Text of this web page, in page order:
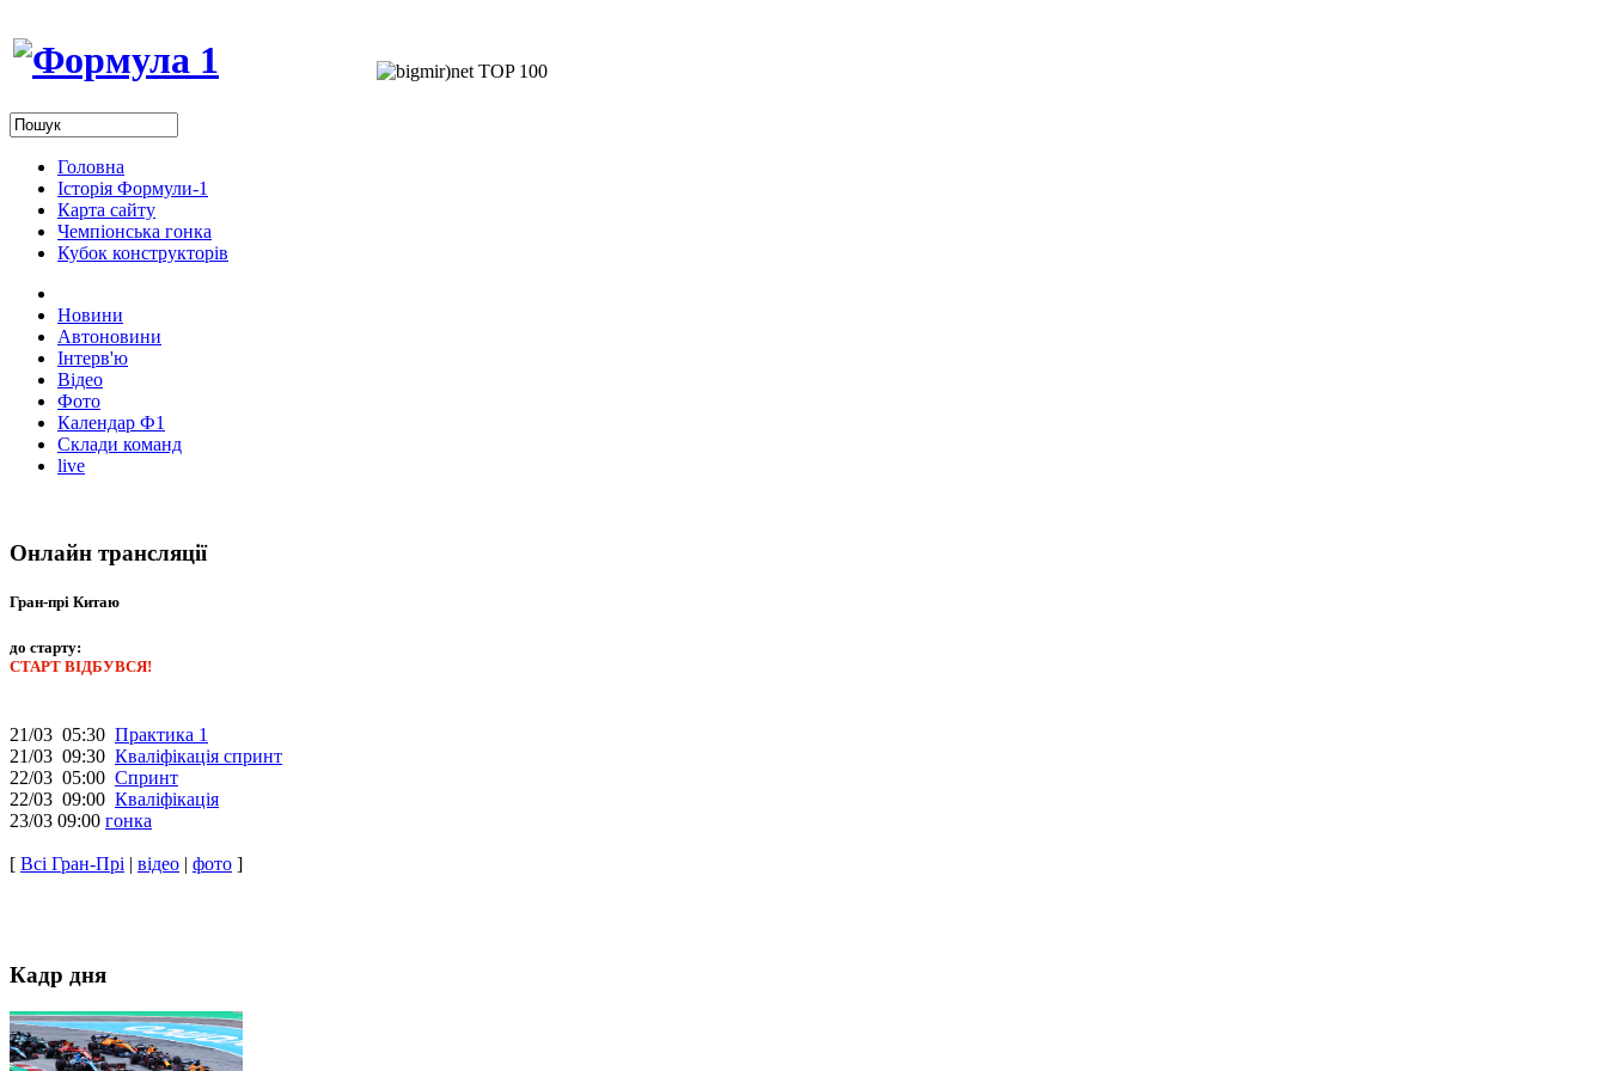
Головна
Історія Формули-1
Карта сайту
Чемпіонська гонка
Кубок конструкторів
Новини
Автоновини
Інтерв'ю
Відео
Фото
Календар Ф1
Склади команд
live
Онлайн трансляції
Гран-прі Китаю
до старту:
СТАРТ ВІДБУВСЯ!
21/03 05:30 Практика 1
21/03 09:30 Кваліфікація спринт
22/03 05:00 Спринт
22/03 09:00 Кваліфікація
23/03 09:00 гонка
[ Всі Гран-Прі | відео | фото ]
Кадр дня